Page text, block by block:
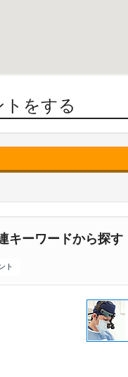
トをする
キーワードから探す
ト